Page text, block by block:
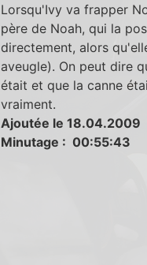
Lorsqu'Ivy va frapper
père de Noah, qui la
directement, alors
aveugle). On peut dire
était et que la canne
vraiment.
Ajoutée le 18.04.2009
Minutage : 00:55:43